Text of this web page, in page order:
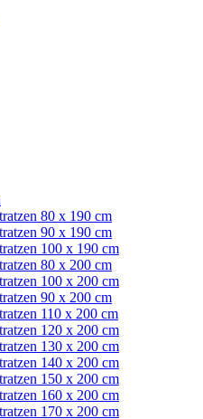
80 x 190 cm
90 x 190 cm
100 x 190 cm
80 x 200 cm
100 x 200 cm
90 x 200 cm
110 x 200 cm
120 x 200 cm
130 x 200 cm
140 x 200 cm
150 x 200 cm
160 x 200 cm
170 x 200 cm